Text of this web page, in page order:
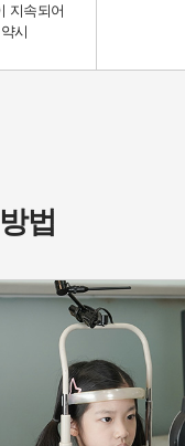
지속되어
시
법